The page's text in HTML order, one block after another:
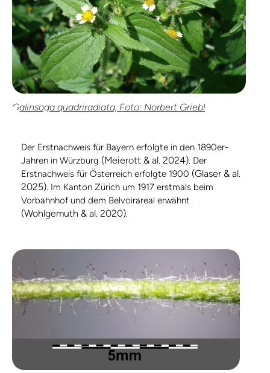
Galinsoga quadriradiata, Foto: Norbert Griebl
Der Erstnachweis für Bayern erfolgte in den 1890er-
Jahren in Würzburg (Meierott & al. 2024). Der
Erstnachweis für Österreich erfolgte 1900 (Glaser & al.
2025). Im Kanton Zürich um 1917 erstmals beim
Vorbahnhof und dem Belvoirareal erwähnt
(Wohlgemuth & al. 2020).